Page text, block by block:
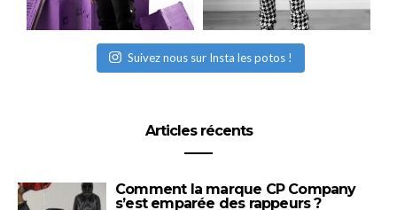
Suivez nous sur Insta les potos !
Articles récents
Comment la marque CP Company
s’est emparée des rappeurs ?